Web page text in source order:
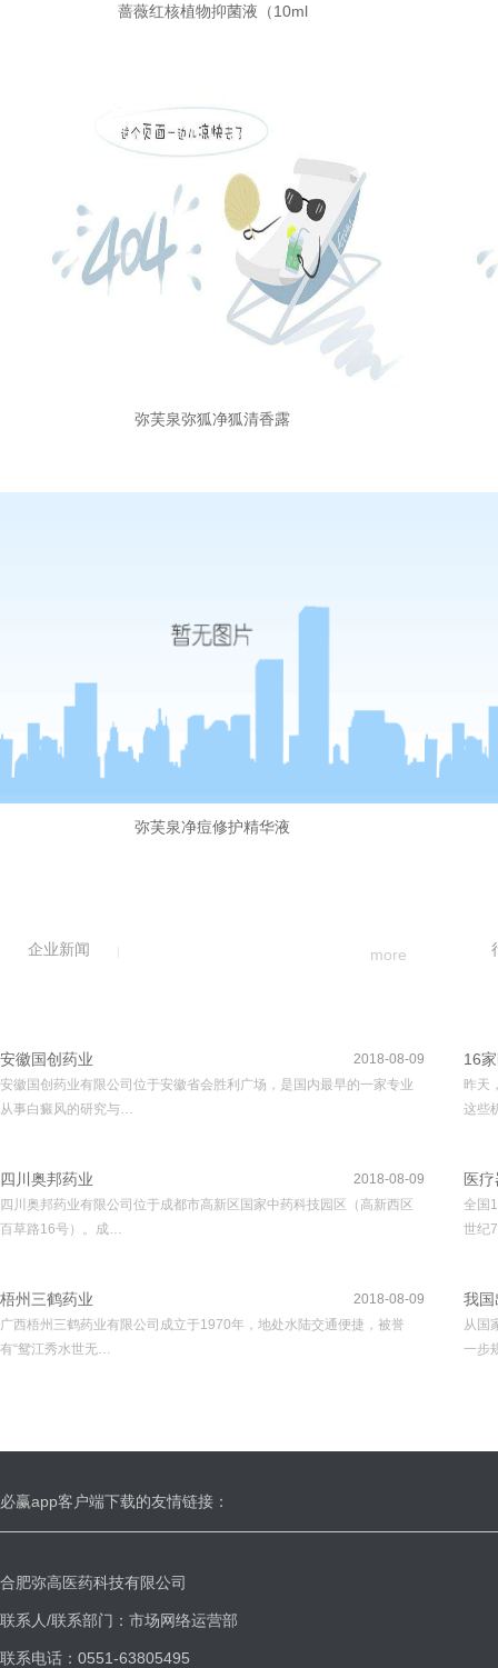
蔷薇红核植物抑菌液（10ml
弥芙泉弥狐净狐清香露
弥芙泉净痘修护精华液
企业新闻 more
2018-08-09
安徽国创药业
安徽国创药业有限公司位于安徽省会胜利广场，是国内最早的一家专业
从事白癜风的研究与…
2018-08-09
四川奥邦药业
四川奥邦药业有限公司位于成都市高新区国家中药科技园区（高新西区
百草路16号）。成…
2018-08-09
梧州三鹤药业
广西梧州三鹤药业有限公司成立于1970年，地处水陆交通便捷，被誉
有“鸳江秀水世无…
16
昨天
这些
医
全国
世纪
我国
从国
一步
必赢app客户端下载的友情链接：
合肥弥高医药科技有限公司
联系人/联系部门：市场网络运营部
联系电话：0551-63805495